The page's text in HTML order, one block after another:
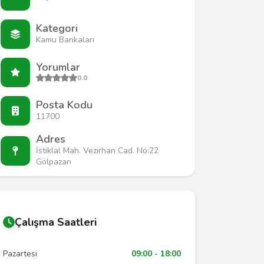
Kategori
Kamu Bankaları
Yorumlar
0.0
Posta Kodu
11700
Adres
İstiklal Mah. Vezirhan Cad. No:22
Gölpazarı
Çalışma Saatleri
Pazartesi 09:00 - 18:00